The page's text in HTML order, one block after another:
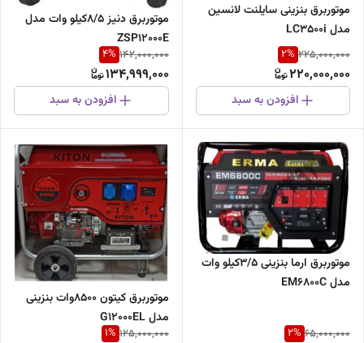
موتوربرق بنزینی سایلنت لانسین
مدل LC3500i
225,000,000
2%
220,000,000
افزودن به سبد
موتوربرق دنیز 8/5کیلو وات مدل
ZSP12000E
142,000,000
4%
134,999,000
افزودن به سبد
موتوربرق ارما بنزینی 3/5کیلو وات
مدل EM6800C
65,000,000
2%
موتوربرق کیتون 8500وات بنزینی
مدل G12000EL
125,000,000
1%